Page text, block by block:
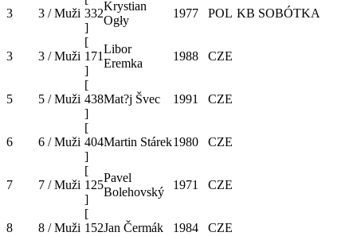
3 3 / Muži 332
]
Krystian
Ogły
1977 POL KB SOBÓTKA
3 3 / Muži
[
171
]
Libor
Eremka
1988 CZE
5 5 / Muži
[
438
]
Mat?j Švec 1991 CZE
6 6 / Muži
[
404
]
Martin Stárek1980 CZE
7 7 / Muži
[
125
]
Pavel
Bolehovský
1971 CZE
8 8 / Muži
[
152Jan Čermák 1984 CZE